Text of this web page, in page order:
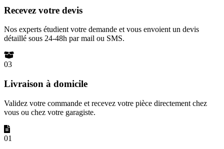
Recevez votre devis
Nos experts étudient votre demande et vous envoient un devis
détaillé sous 24-48h par mail ou SMS.
03
Livraison à domicile
Validez votre commande et recevez votre pièce directement chez
vous ou chez votre garagiste.
01